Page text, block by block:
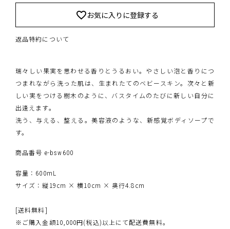
お気に入りに登録する
返品特約について
瑞々しい果実を思わせる香りとうるおい。やさしい泡と香りにつ
つまれながら洗った肌は、生まれたてのベビースキン。次々と新
しい実をつける樹木のように、バスタイムのたびに新しい自分に
出逢えます。
洗う、与える、整える。美容液のような、新感覚ボディソープで
す。
商品番号 e-bsw600
容量：600mL
サイズ：縦19cm × 横10cm × 奥行4.8cm
[送料無料]
※ご購入金額10,000円(税込)以上にて配送費無料。